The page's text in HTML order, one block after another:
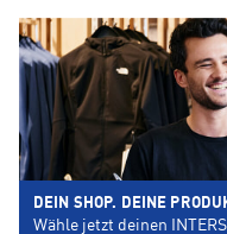
DEIN SHOP. DEINE
Wähle jetzt deinen